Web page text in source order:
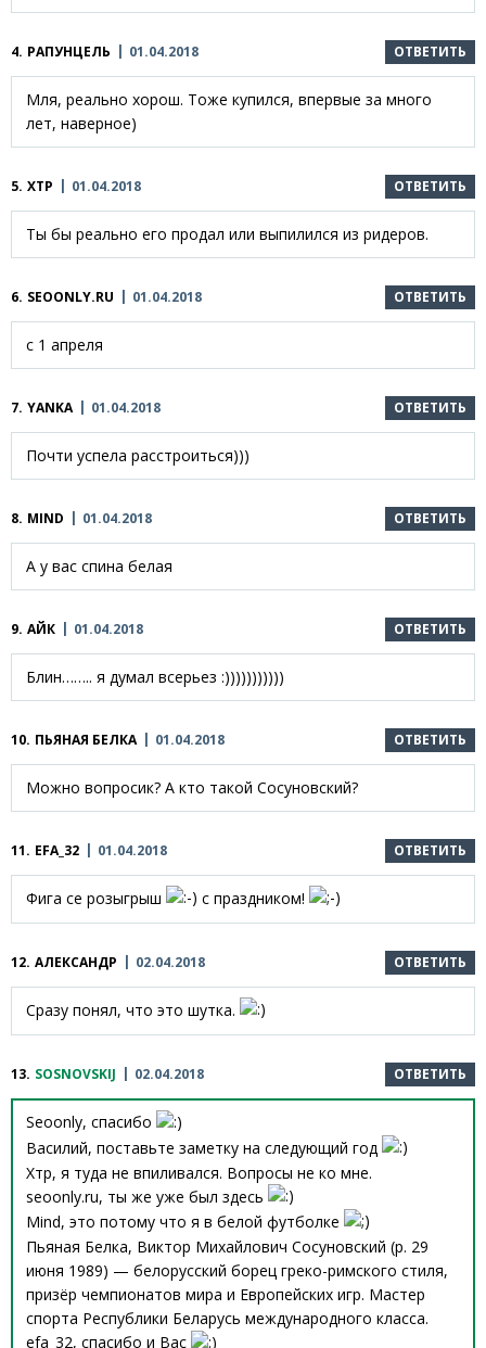
4. РАПУНЦЕЛЬ 01.04.2018 ОТВЕТИТЬ
Мля, реально хорош. Тоже купился, впервые за много
лет, наверное)
5. ХТР 01.04.2018 ОТВЕТИТЬ
Ты бы реально его продал или выпилился из ридеров.
6. SEOONLY.RU 01.04.2018 ОТВЕТИТЬ
с 1 апреля
7. YANKA 01.04.2018 ОТВЕТИТЬ
Почти успела расстроиться)))
8. MIND 01.04.2018 ОТВЕТИТЬ
А у вас спина белая
9. АЙК 01.04.2018 ОТВЕТИТЬ
Блин…….. я думал всерьез :)))))))))))
10. ПЬЯНАЯ БЕЛКА 01.04.2018 ОТВЕТИТЬ
Можно вопросик? А кто такой Сосуновский?
11. EFA_32 01.04.2018 ОТВЕТИТЬ
Фига се розыгрыш с праздником!
12. АЛЕКСАНДР 02.04.2018 ОТВЕТИТЬ
Сразу понял, что это шутка.
13. SOSNOVSKIJ 02.04.2018 ОТВЕТИТЬ
Seoonly, спасибо
Василий, поставьте заметку на следующий год
Хтр, я туда не впиливался. Вопросы не ко мне.
seoonly.ru, ты же уже был здесь
Mind, это потому что я в белой футболке
Пьяная Белка, Виктор Михайлович Сосуновский (р. 29
июня 1989) — белорусский борец греко-римского стиля,
призёр чемпионатов мира и Европейских игр. Мастер
спорта Республики Беларусь международного класса.
efa_32, спасибо и Вас